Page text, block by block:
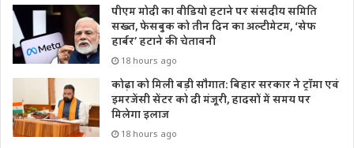
पीएम मोदी का वीडियो हटाने पर संसदीय समिति
सख्त, फेसबुक को तीन दिन का अल्टीमेटम, ‘सेफ
हार्बर’ हटाने की चेतावनी
18 hours ago
कोढ़ा को मिली बड़ी सौगात: बिहार सरकार ने ट्रॉमा एवं
इमरजेंसी सेंटर को दी मंजूरी, हादसों में समय पर
मिलेगा इलाज
18 hours ago